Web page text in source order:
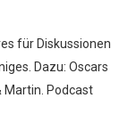
für Diskussionen
Dazu: Oscars
Martin. Podcast